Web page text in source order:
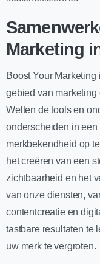
Marketing
Boost Your
gebied van
Welten de tools en
onderscheiden in
merkbekendheid op
het creëren van een
zichtbaarheid en het
van onze diensten,
contentcreatie en
tastbare resultaten te
uw merk te vergroten.